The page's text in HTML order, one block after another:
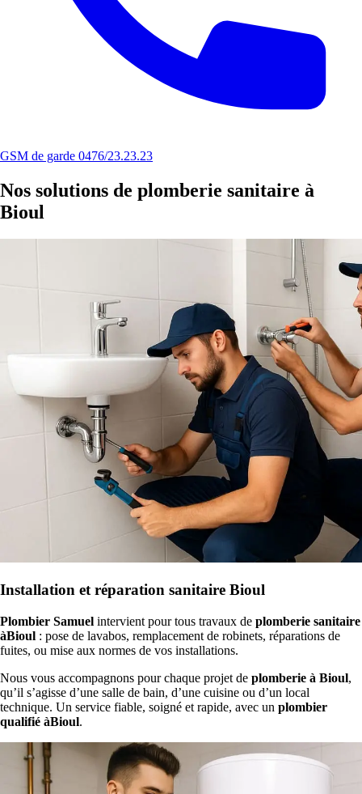
GSM de garde 0476/23.23.23
Nos solutions de plomberie sanitaire à
Bioul
Installation et réparation sanitaire Bioul
Plombier Samuel intervient pour tous travaux de plomberie sanitaire
àBioul : pose de lavabos, remplacement de robinets, réparations de
fuites, ou mise aux normes de vos installations.
Nous vous accompagnons pour chaque projet de plomberie à Bioul,
qu’il s’agisse d’une salle de bain, d’une cuisine ou d’un local
technique. Un service fiable, soigné et rapide, avec un plombier
qualifié àBioul.